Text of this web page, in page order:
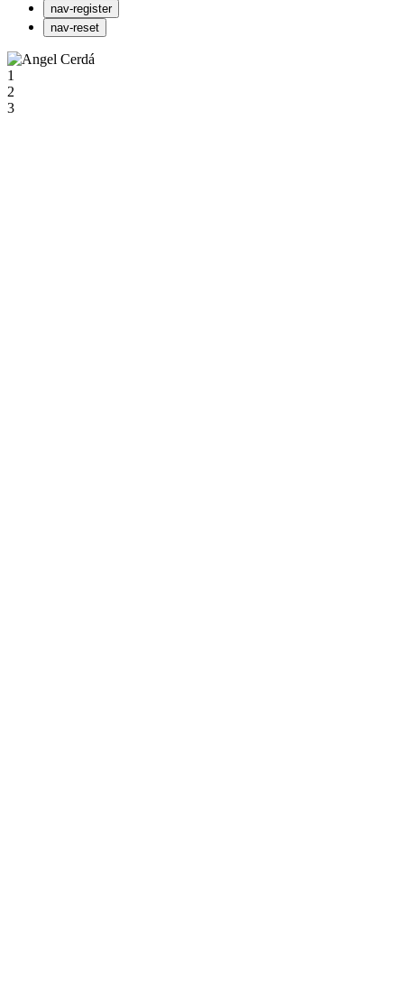
nav-register
nav-reset
1
2
3